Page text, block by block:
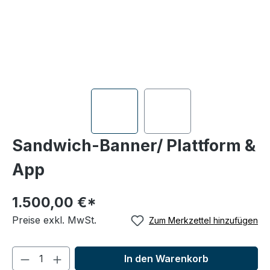
Sandwich-Banner/ Plattform &
App
1.500,00 €*
Preise exkl. MwSt. Zum Merkzettel hinzufügen
In den Warenkorb